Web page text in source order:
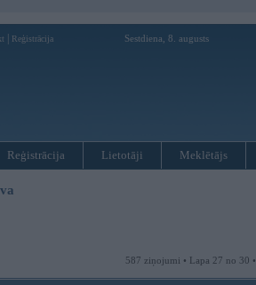
Reģistrācija Sestdiena, 8. augusts
Reģistrācija Lietotāji Meklētājs
587 ziņojumi • Lapa 27 no 30 •